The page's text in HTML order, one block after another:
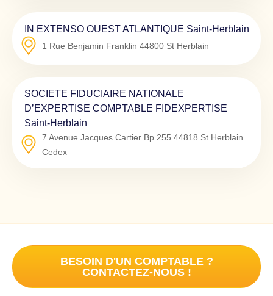
IN EXTENSO OUEST ATLANTIQUE Saint-Herblain
1 Rue Benjamin Franklin 44800 St Herblain
SOCIETE FIDUCIAIRE NATIONALE
D’EXPERTISE COMPTABLE FIDEXPERTISE
Saint-Herblain
7 Avenue Jacques Cartier Bp 255 44818 St Herblain
Cedex
BESOIN D'UN COMPTABLE ?
CONTACTEZ-NOUS !